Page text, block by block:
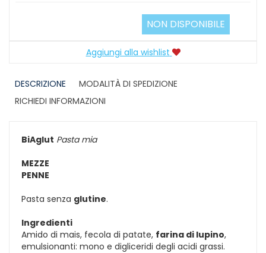
NON DISPONIBILE
Aggiungi alla wishlist
DESCRIZIONE
MODALITÀ DI SPEDIZIONE
RICHIEDI INFORMAZIONI
BiAglut Pasta mia
MEZZE
PENNE
Pasta senza glutine.
Ingredienti
Amido di mais, fecola di patate, farina di lupino,
emulsionanti: mono e digliceridi degli acidi grassi.